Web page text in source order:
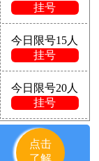
挂号
今日限号15人
挂号
今日限号20人
挂号
点击